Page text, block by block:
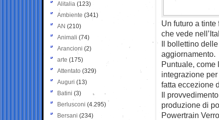
Un futuro a
che vede
Il bollettino
aggiornamento.
Puntuale,
integrazione
fatta eccezione
Il
produzione di
Powertrain
Alitalia (123)
Ambiente (341)
AN (210)
Animali (74)
Arancioni (2)
arte (175)
Attentato (329)
Auguri (13)
Batini (3)
Berlusconi (4.295)
Bersani (234)